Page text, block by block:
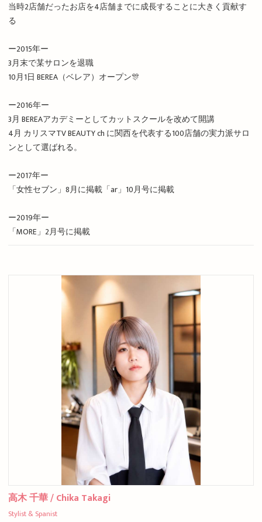
当時2店舗だったお店を4店舗までに成長することに大きく貢献す
る
ー2015年ー
3月末で某サロンを退職
10月1日 BEREA（ベレア）オープン🎊
ー2016年ー
3月 BEREAアカデミーとしてカットスクールを改めて開講
4月 カリスマTV BEAUTY ch に関西を代表する100店舗の実力派サロ
ンとして選ばれる。
ー2017年ー
「女性セブン」8月に掲載「ar」10月号に掲載
ー2019年ー
「MORE」2月号に掲載
高木 千華 / Chika Takagi
Stylist & Spanist